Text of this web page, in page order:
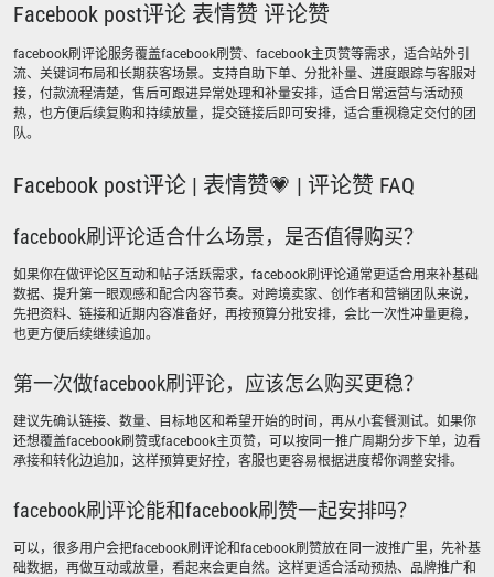
Facebook post评论 表情赞 评论赞
facebook刷评论服务覆盖facebook刷赞、facebook主页赞等需求，适合站外引
流、关键词布局和长期获客场景。支持自助下单、分批补量、进度跟踪与客服对
接，付款流程清楚，售后可跟进异常处理和补量安排，适合日常运营与活动预
热，也方便后续复购和持续放量，提交链接后即可安排，适合重视稳定交付的团
队。
Facebook post评论 | 表情赞💗 | 评论赞 FAQ
facebook刷评论适合什么场景，是否值得购买？
如果你在做评论区互动和帖子活跃需求，facebook刷评论通常更适合用来补基础
数据、提升第一眼观感和配合内容节奏。对跨境卖家、创作者和营销团队来说，
先把资料、链接和近期内容准备好，再按预算分批安排，会比一次性冲量更稳，
也更方便后续继续追加。
第一次做facebook刷评论，应该怎么购买更稳？
建议先确认链接、数量、目标地区和希望开始的时间，再从小套餐测试。如果你
还想覆盖facebook刷赞或facebook主页赞，可以按同一推广周期分步下单，边看
承接和转化边追加，这样预算更好控，客服也更容易根据进度帮你调整安排。
facebook刷评论能和facebook刷赞一起安排吗？
可以，很多用户会把facebook刷评论和facebook刷赞放在同一波推广里，先补基
础数据，再做互动或放量，看起来会更自然。这样更适合活动预热、品牌推广和